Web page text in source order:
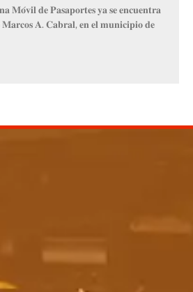
𝐌𝐨́𝐯𝐢𝐥 𝐝𝐞 𝐏𝐚𝐬𝐚𝐩𝐨𝐫𝐭𝐞𝐬 𝐲𝐚 𝐬𝐞 𝐞𝐧𝐜𝐮𝐞𝐧𝐭𝐫𝐚
𝐌𝐚𝐫𝐜𝐨𝐬 𝐀. 𝐂𝐚𝐛𝐫𝐚𝐥, 𝐞𝐧 𝐞𝐥 𝐦𝐮𝐧𝐢𝐜𝐢𝐩𝐢𝐨 𝐝𝐞